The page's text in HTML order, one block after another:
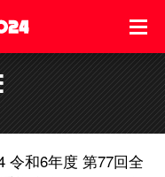
令和6年度 第77回全